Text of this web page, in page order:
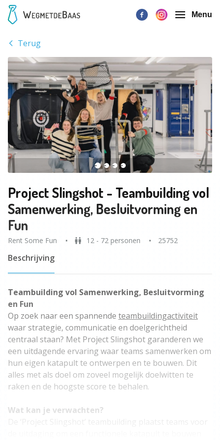
Menu
Terug
Project Slingshot - Teambuilding vol
Samenwerking, Besluitvorming en
Fun
Rent Some Fun 12 - 72 personen 25752
Beschrijving
Teambuilding vol Samenwerking, Besluitvorming
en Fun
Op zoek naar een spannende teambuildingactiviteit
waar strategie, communicatie en doelgerichtheid
centraal staan? Met Project Slingshot garanderen we
een uitdagende ervaring waar teams samenwerken om
hun eigen katapult te ontwerpen en te bouwen. Dit
alles met als doel om zoveel mogelijk doelwitten te
raken en de hoogste score te behalen.
Wat kan je verwachten?